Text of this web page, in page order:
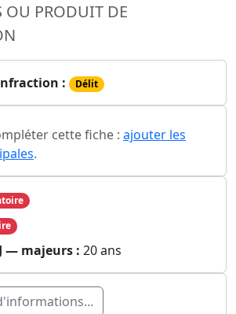
OU PRODUIT DE
: Délit
cette fiche : ajouter les
.
— majeurs : 20 ans